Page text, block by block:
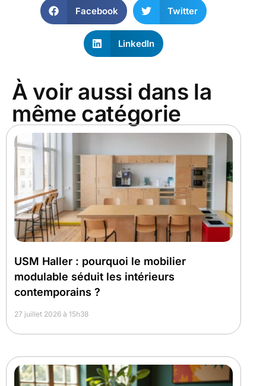
Facebook Twitter
LinkedIn
À voir aussi dans la
même catégorie
USM Haller : pourquoi le mobilier
modulable séduit les intérieurs
contemporains ?
27 juillet 2026 à 15h38